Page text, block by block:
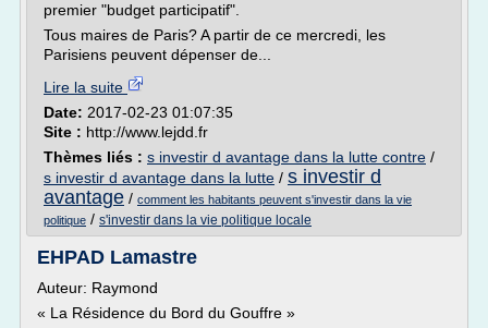
premier "budget participatif".
Tous maires de Paris? A partir de ce mercredi, les
Parisiens peuvent dépenser de...
Lire la suite
Date: 2017-02-23 01:07:35
Site : http://www.lejdd.fr
Thèmes liés : s investir d avantage dans la lutte contre /
s investir d avantage dans la lutte / s investir d
avantage / comment les habitants peuvent s'investir dans la vie
politique / s'investir dans la vie politique locale
EHPAD Lamastre
Auteur: Raymond
« La Résidence du Bord du Gouffre »